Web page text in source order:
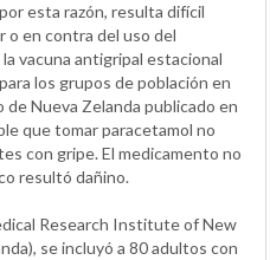
esta razón, resulta difícil
o en contra del uso del
vacuna antigripal estacional
los grupos de población en
Nueva Zelanda publicado en
que tomar paracetamol no
con gripe. El medicamento no
resultó dañino.
Research Institute of New
se incluyó a 80 adultos con